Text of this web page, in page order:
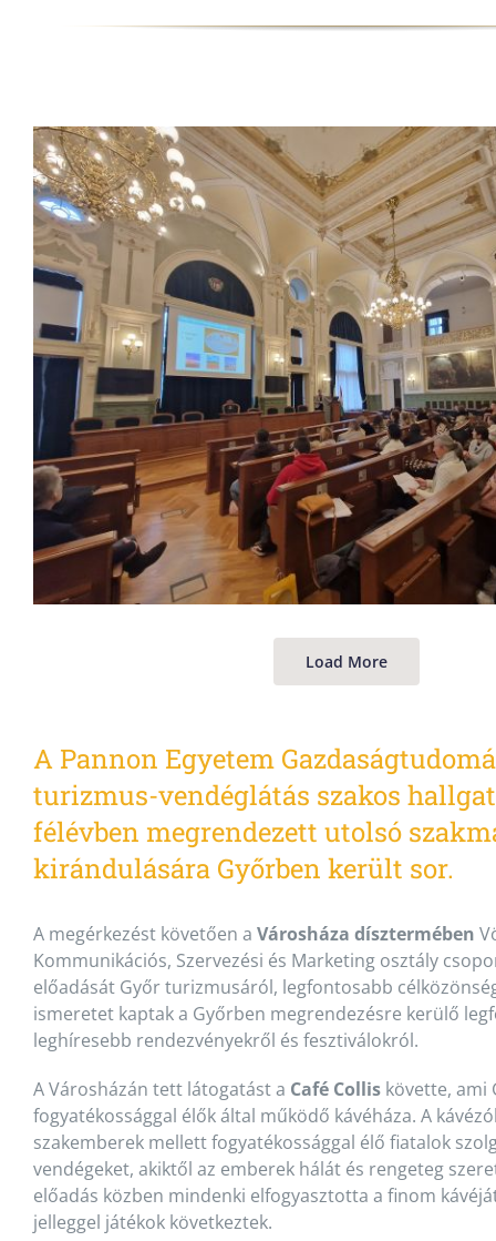
Load More
A Pannon Egyetem
turizmus-vendéglátás szakos
félévben megrendezett utolsó
kirándulására Győrben került sor.
A megérkezést követően a Városháza dísztermében
Kommunikációs, Szervezési és Marketing osztály
előadását Győr turizmusáról, legfontosabb
ismeretet kaptak a Győrben megrendezésre kerülő
leghíresebb rendezvényekről és fesztiválokról.
A Városházán tett látogatást a Café Colliskövette, ami
fogyatékossággal élők által működő kávéháza. A
szakemberek mellett fogyatékossággal élő fiatalok
vendégeket, akiktől az emberek hálát és rengeteg
előadás közben mindenki elfogyasztotta a finom
jelleggel játékok következtek.